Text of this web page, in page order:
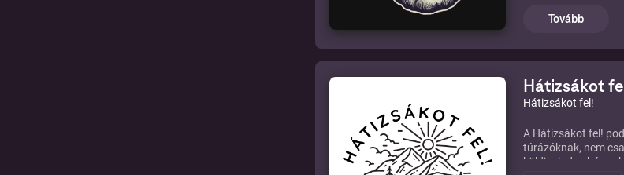
Tovább
Hátizsákot
Hátizsákot fel!
A Hátizsákot fel!
túrázóknak, nem
küldj minden